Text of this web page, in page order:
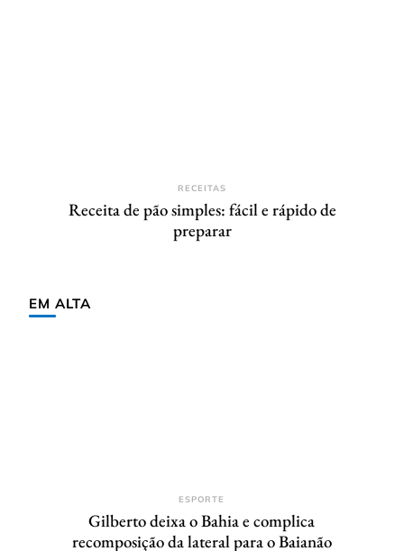
RECEITAS
Receita de pão simples: fácil e rápido de
preparar
EM ALTA
ESPORTE
Gilberto deixa o Bahia e complica
recomposição da lateral para o Baianão